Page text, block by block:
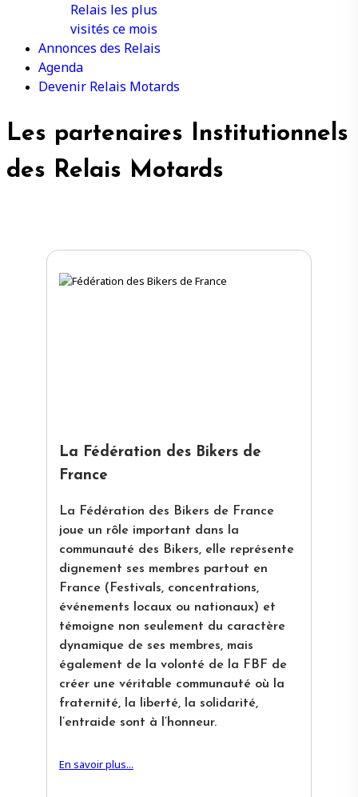
Relais les plus
visités ce mois
Annonces des Relais
Agenda
Devenir Relais Motards
Les partenaires Institutionnels
des Relais Motards
La Fédération des Bikers de
France
La Fédération des Bikers de France
joue un rôle important dans la
communauté des Bikers, elle représente
dignement ses membres partout en
France (Festivals, concentrations,
événements locaux ou nationaux) et
témoigne non seulement du caractère
dynamique de ses membres, mais
également de la volonté de la FBF de
créer une véritable communauté où la
fraternité, la liberté, la solidarité,
l’entraide sont à l’honneur.
En savoir plus...